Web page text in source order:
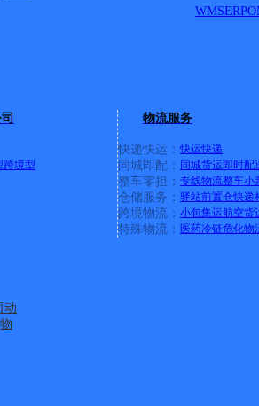
WMSERP
跨境型
物流服务
快递快运： 快运快递
同城即配： 同城货运即时配
整车零担： 专线物流整车小
仓储服务： 驿站前置仓快递
跨境物流： 小包集运航空货
特殊物流： 医药冷链危化物
动
物
集团有限公司新疆维吾尔自治区叶城县
营销市场
营销市场
拨营销公
分部
仓分部